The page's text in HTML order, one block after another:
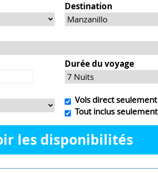
Destination
Durée du voyage
Vols direct seulement
Tout inclus seulement
les disponibilités